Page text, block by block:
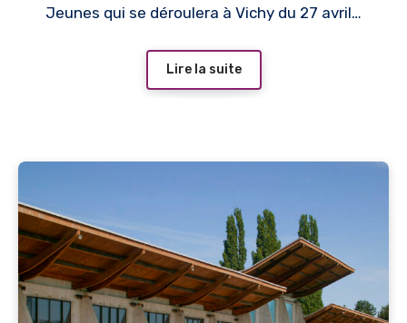
Jeunes qui se déroulera à Vichy du 27 avril…
Lire la suite